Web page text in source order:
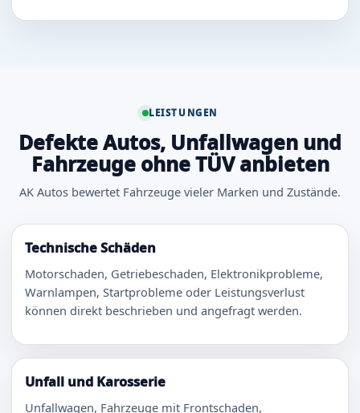
LEISTUNGEN
Defekte Autos, Unfallwagen und
Fahrzeuge ohne TÜV anbieten
AK Autos bewertet Fahrzeuge vieler Marken und Zustände.
Technische Schäden
Motorschaden, Getriebeschaden, Elektronikprobleme,
Warnlampen, Startprobleme oder Leistungsverlust
können direkt beschrieben und angefragt werden.
Unfall und Karosserie
Unfallwagen, Fahrzeuge mit Frontschaden,